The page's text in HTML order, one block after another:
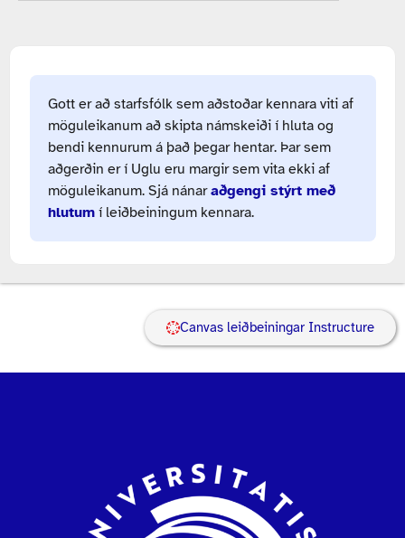
Gott er að starfsfólk sem aðstoðar kennara viti af
möguleikanum að skipta námskeiði í hluta og
bendi kennurum á það þegar hentar. Þar sem
aðgerðin er í Uglu eru margir sem vita ekki af
möguleikanum. Sjá nánaraðgengi stýrt með
hlutum í leiðbeiningum kennara.
Canvas leiðbeiningar Instructure